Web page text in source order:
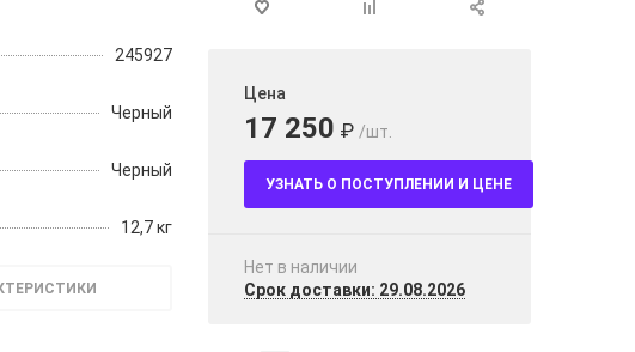
245927
Черный
Черный
12,7 кг
Цена
17 250 ₽ /шт.
УЗНАТЬ О ПОСТУПЛЕНИИ И ЦЕНЕ
Нет в наличии
Срок доставки: 29.08.2026